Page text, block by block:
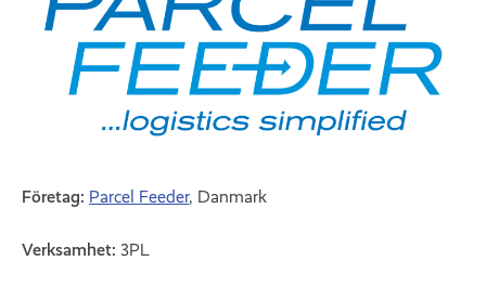
Företag: Parcel Feeder, Danmark
Verksamhet: 3PL